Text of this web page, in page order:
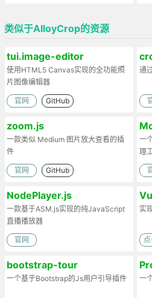
类似于AlloyCrop的资源
tui.image-editor
使用HTML5 Canvas实现的全功能照
片图像编辑器
官网 GitHub
通
zoom.js
一款类似 Medium 图片放大查看的插
件
官网 GitHub
一
理
NodePlayer.js
一款基于ASM.js实现的纯JavaScript
直播播放器
官网
实
bootstrap-tour
一个基于Bootstrap的Js用户引导插件 一